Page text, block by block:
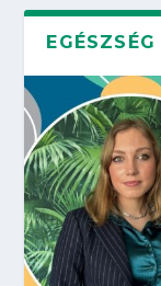
EGÉSZSÉG